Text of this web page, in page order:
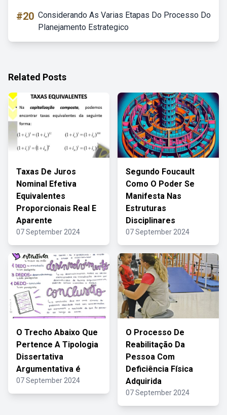
#20 Considerando As Varias Etapas Do Processo Do
Planejamento Estrategico
Related Posts
Taxas De Juros
Nominal Efetiva
Equivalentes
Proporcionais Real E
Aparente
07 September 2024
Segundo Foucault
Como O Poder Se
Manifesta Nas
Estruturas
Disciplinares
07 September 2024
O Trecho Abaixo Que
Pertence A Tipologia
Dissertativa
Argumentativa é
07 September 2024
O Processo De
Reabilitação Da
Pessoa Com
Deficiência Física
Adquirida
07 September 2024